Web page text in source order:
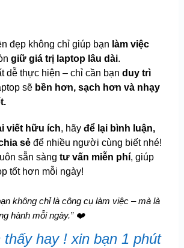
đẹp không chỉ giúp bạn làm việc
giữ giá trị laptop lâu dài.
dễ thực hiện – chỉ cần bạn duy trì
sẽ bền hơn, sạch hơn và nhạy
viết hữu ích, hãy để lại bình luận,
sẻđể nhiều người cùng biết nhé!
luôn sẵn sàng tư vấn miễn phí, giúp
tốt hơn mỗi ngày!
không chỉ là công cụ làm việc – mà là
hành mỗi ngày.”❤️
thấy hay ! xin bạn 1 phút